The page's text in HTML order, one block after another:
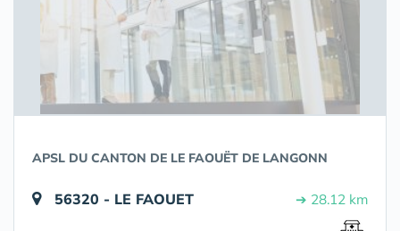
APSL DU CANTON DE LE FAOUËT DE LANGONN
56320 - LE FAOUET ➔ 28.12 km